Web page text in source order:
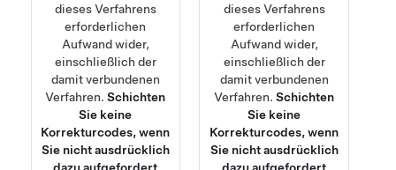
dieses Verfahrens
erforderlichen
Aufwand wider,
einschließlich der
damit verbundenen
Verfahren.Schichten
Sie keine
Korrekturcodes, wenn
Sie nicht ausdrücklich
dazu aufgefordert
dieses Verfahrens
erforderlichen
Aufwand wider,
einschließlich der
damit verbundenen
Verfahren.Schichten
Sie keine
Korrekturcodes, wenn
Sie nicht ausdrücklich
dazu aufgefordert